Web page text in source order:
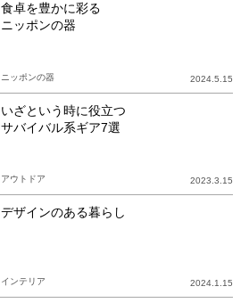
食卓を豊かに彩る
ニッポンの器
ニッポンの器 2024.5.15
いざという時に役立つ
サバイバル系ギア7選
アウトドア 2023.3.15
デザインのある暮らし
インテリア 2024.1.15